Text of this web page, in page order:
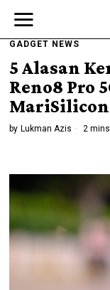
GADGET NEWS
5 Alasan
Reno8 Pro
MariSilicon
by Lukman Azis 2